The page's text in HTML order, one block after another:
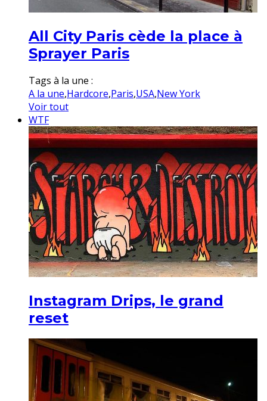
All City Paris cède la place à
Sprayer Paris
Tags à la une :
A la une,Hardcore,Paris,USA,New York
Voir tout
WTF
Instagram Drips, le grand
reset